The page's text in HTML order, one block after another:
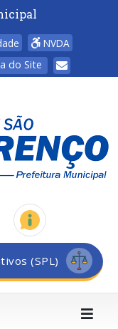
NVDA
do Site
(SPL)